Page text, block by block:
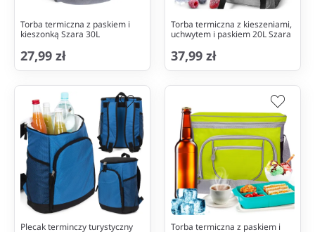
Torba termiczna z paskiem i
kieszonką Szara 30L
27,99 zł
Torba termiczna z kieszeniami,
uchwytem i paskiem 20L Szara
37,99 zł
Plecak terminczy turystyczny
Torba termiczna z paskiem i